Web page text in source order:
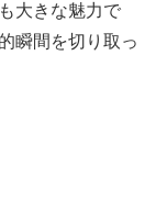
大きな魅力で
瞬間を切り取っ